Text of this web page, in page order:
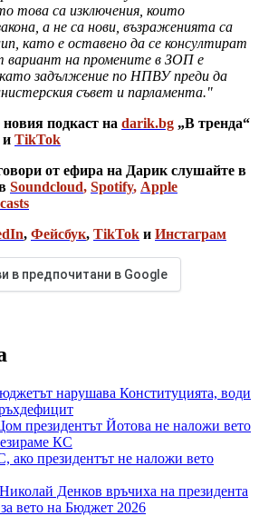
това са изключения, които
а не са нови, възраженията са
като е оставено да се консултират
вариант на промените в ЗОП е
като задължение по НПВУ преди да
съвет и парламента."
подкаст на darik.bg „В тренда“
и TikTok
от ефира на Дарик слушайте в
Soundcloud, Spotify, Apple
, Фейсбук, TikTok и Инстаграм
в предпочитани в Google
нарушава Конституцията, води
президентът Йотова не наложи вето
КС
ако президентът не наложи вето
Денков връчиха на президента
вето на Бюджет 2026